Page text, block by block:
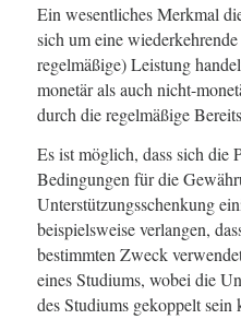
Ein wesentliches Merkmal
sich um eine
regelmäßige) Leistung
monetär als auch nicht-
durch die regelmäßige
Es ist möglich, dass sich die
Bedingungen für die
Unterstützungsschenkung
beispielsweise verlangen,
bestimmten Zweck
eines Studiums, wobei die
des Studiums gekoppelt sein